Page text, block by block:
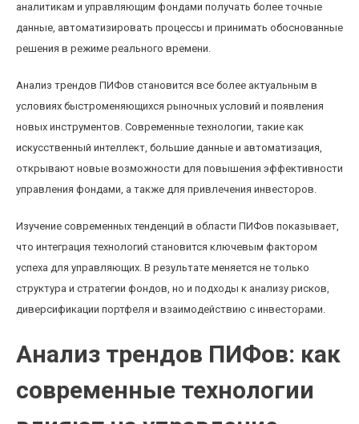
аналитикам и управляющим фондами получать более точные
данные, автоматизировать процессы и принимать обоснованные
решения в режиме реального времени.
Анализ трендов ПИФов становится все более актуальным в
условиях быстроменяющихся рыночных условий и появления
новых инструментов. Современные технологии, такие как
искусственный интеллект, большие данные и автоматизация,
открывают новые возможности для повышения эффективности
управления фондами, а также для привлечения инвесторов.
Изучение современных тенденций в области ПИФов показывает,
что интеграция технологий становится ключевым фактором
успеха для управляющих. В результате меняется не только
структура и стратегии фондов, но и подходы к анализу рисков,
диверсификации портфеля и взаимодействию с инвесторами.
Анализ трендов ПИФов: как
современные технологии